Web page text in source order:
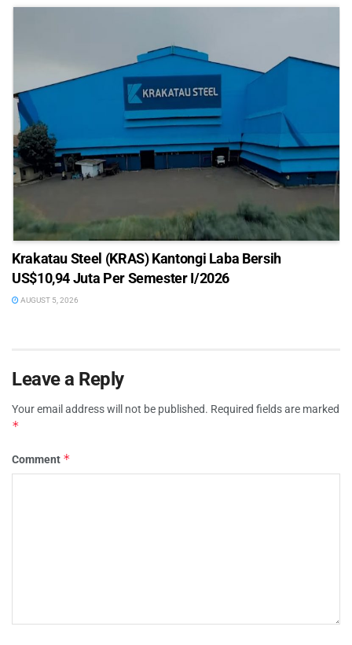
Krakatau Steel (KRAS) Kantongi Laba Bersih
US$10,94 Juta Per Semester I/2026
AUGUST 5, 2026
Leave a Reply
Your email address will not be published. Required fields are marked
*
Comment *